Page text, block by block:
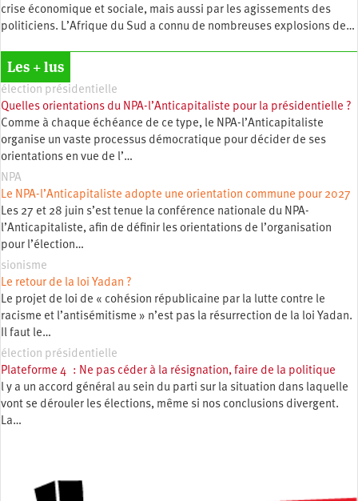
crise économique et sociale, mais aussi par les agissements des
politiciens. L’Afrique du Sud a connu de nombreuses explosions de…
Les + lus
élection présidentielle
Quelles orientations du NPA-l’Anticapitaliste pour la présidentielle ?
Comme à chaque échéance de ce type, le NPA-l’Anticapitaliste
organise un vaste processus démocratique pour décider de ses
orientations en vue de l’…
NPA
Le NPA-l’Anticapitaliste adopte une orientation commune pour 2027
Les 27 et 28 juin s’est tenue la conférence nationale du NPA-
l’Anticapitaliste, afin de définir les orientations de l’organisation
pour l’élection…
sionisme
Le retour de la loi Yadan ?
Le projet de loi de « cohésion républicaine par la lutte contre le
racisme et l’antisémitisme » n’est pas la résurrection de la loi Yadan.
Il faut le…
élection présidentielle
Plateforme 4 : Ne pas céder à la résignation, faire de la politique
l y a un accord général au sein du parti sur la situation dans laquelle
vont se dérouler les élections, même si nos conclusions divergent.
La…